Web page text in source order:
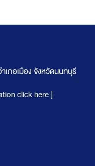
เภอเมือง จังหวัดนนทบุรี
click here ]